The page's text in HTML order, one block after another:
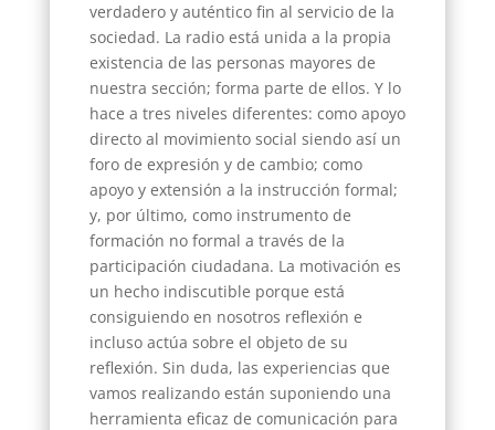
verdadero y auténtico fin al servicio de la
sociedad. La radio está unida a la propia
existencia de las personas mayores de
nuestra sección; forma parte de ellos. Y lo
hace a tres niveles diferentes: como apoyo
directo al movimiento social siendo así un
foro de expresión y de cambio; como
apoyo y extensión a la instrucción formal;
y, por último, como instrumento de
formación no formal a través de la
participación ciudadana. La motivación es
un hecho indiscutible porque está
consiguiendo en nosotros reflexión e
incluso actúa sobre el objeto de su
reflexión. Sin duda, las experiencias que
vamos realizando están suponiendo una
herramienta eficaz de comunicación para